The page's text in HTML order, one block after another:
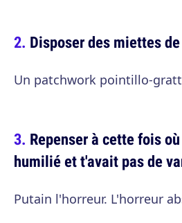
Disposer des miettes
Un patchwork pointillo-
Repenser à cette fois
humilié et t'avait pas de
Putain l'horreur. L'horreur